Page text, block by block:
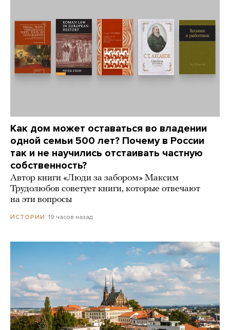
Как дом может оставаться во владении
одной семьи 500 лет? Почему в России
так и не научились отстаивать частную
собственность?
Автор книги «Люди за забором» Максим
Трудолюбов советует книги, которые отвечают
на эти вопросы
ИСТОРИИ 19 часов назад